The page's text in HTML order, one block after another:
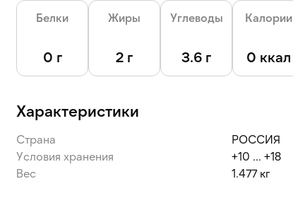
Белки
0 г
Жиры
2 г
Углеводы
3.6 г
Калории
0 ккал
Характеристики
Страна
РОССИЯ
Условия хранения
+10 ... +18
Вес
1.477 кг